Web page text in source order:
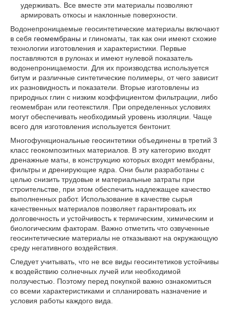
удерживать. Все вместе эти материалы позволяют
армировать откосы и наклонные поверхности.
Водонепроницаемые геосинтетические материалы включают
в себя геомембраны и глиноматы, так как они имеют схожие
технологии изготовления и характеристики. Первые
поставляются в рулонах и имеют нулевой показатель
водонепроницаемости. Для их производства используется
битум и различные синтетические полимеры, от чего зависит
их разновидность и показатели. Вторые изготовлены из
природных глин с низким коэффициентом фильтрации, либо
геомембран или геотекстиля. При определенных условиях
могут обеспечивать необходимый уровень изоляции. Чаще
всего для изготовления используется бентонит.
Многофункциональные геосинтетики объединены в третий 3
класс геокомпозитных материалов. В эту категорию входят
дренажные маты, в конструкцию которых входят мембраны,
фильтры и дренирующие ядра. Они были разработаны с
целью снизить трудовые и материальные затраты при
строительстве, при этом обеспечить надлежащее качество
выполненных работ. Использование в качестве сырья
качественных материалов позволяет гарантировать их
долговечность и устойчивость к термическим, химическим и
биологическим факторам. Важно отметить что озвученные
геосинтетические материалы не отказывают на окружающую
среду негативного воздействия.
Следует учитывать, что не все виды геосинтетиков устойчивы
к воздействию солнечных лучей или необходимой
ползучестью. Поэтому перед покупкой важно ознакомиться
со всеми характеристиками и спланировать назначение и
условия работы каждого вида.